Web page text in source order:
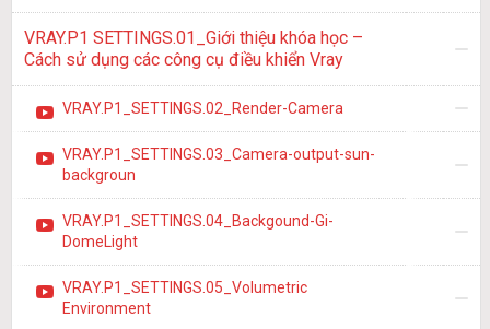
VRAY.P1 SETTINGS.01_Giới thiệu khóa học –
Cách sử dụng các công cụ điều khiển Vray
VRAY.P1_SETTINGS.02_Render-Camera
VRAY.P1_SETTINGS.03_Camera-output-sun-
backgroun
VRAY.P1_SETTINGS.04_Backgound-Gi-
DomeLight
VRAY.P1_SETTINGS.05_Volumetric
Environment